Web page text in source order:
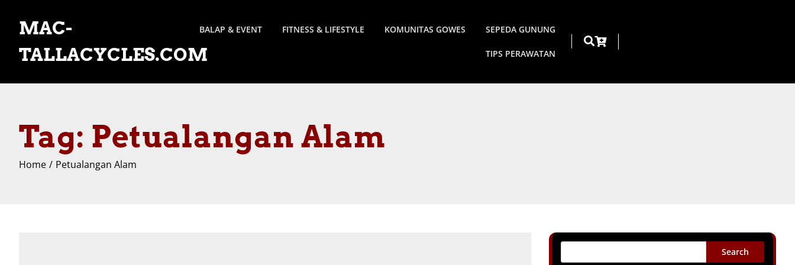
contentMAC-
TALLACYCLES.COM
BALAP & EVENT FITNESS & LIFESTYLE KOMUNITAS GOWES SEPEDA GUNUNG
TIPS PERAWATAN
Tag: Petualangan Alam
Home Petualangan Alam
Search